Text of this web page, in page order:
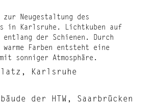
Karlsruhe
der HTW, Saarbrücken